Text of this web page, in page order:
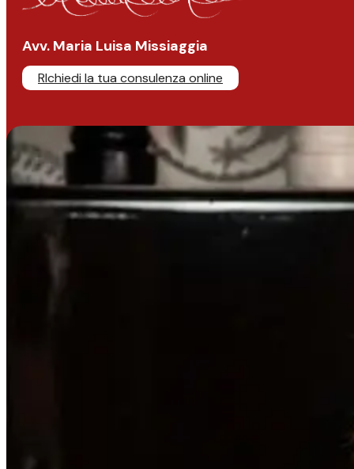
Avv. Maria Luisa Missiaggia
RIchiedi la tua consulenza online